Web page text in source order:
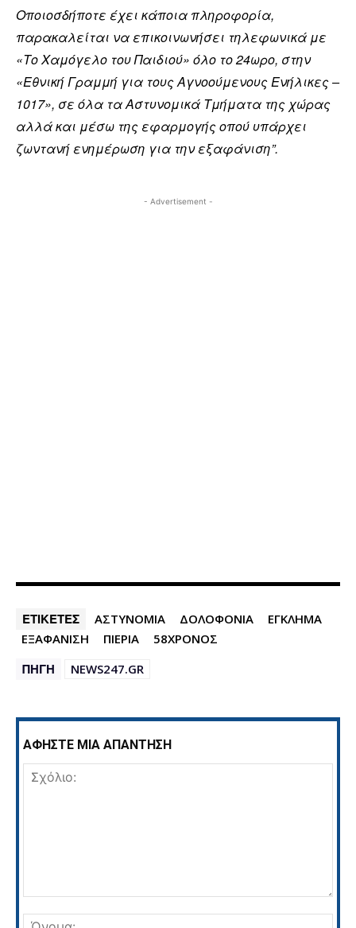
Οποιοσδήποτε έχει κάποια πληροφορία,
παρακαλείται να επικοινωνήσει τηλεφωνικά με
«Το Χαμόγελο του Παιδιού» όλο το 24ωρο, στην
«Εθνική Γραμμή για τους Αγνοούμενους Ενήλικες –
1017», σε όλα τα Αστυνομικά Τμήματα της χώρας
αλλά και μέσω της εφαρμογής οπού υπάρχει
ζωντανή ενημέρωση για την εξαφάνιση”.
- Advertisement -
ΕΤΙΚΕΤΕΣ ΑΣΤΥΝΟΜΙΑ ΔΟΛΟΦΟΝΙΑ
ΕΓΚΛΗΜΑ
ΕΞΑΦΑΝΙΣΗ
ΠΙΕΡΙΑ 58ΧΡΟΝΟΣ
ΠΗΓΗ NEWS247.GR
ΑΦΗΣΤΕ ΜΙΑ ΑΠΑΝΤΗΣΗ